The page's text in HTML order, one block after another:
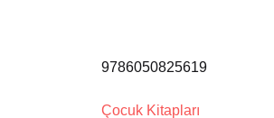
9786050825619
Çocuk Kitapları